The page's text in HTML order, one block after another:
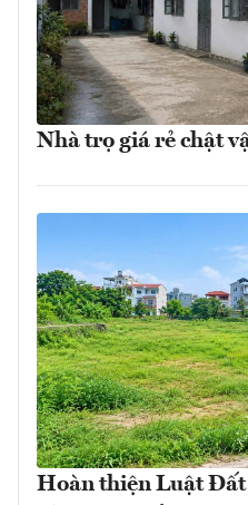
Nhà trọ giá rẻ chật
Hoàn thiện Luật Đất